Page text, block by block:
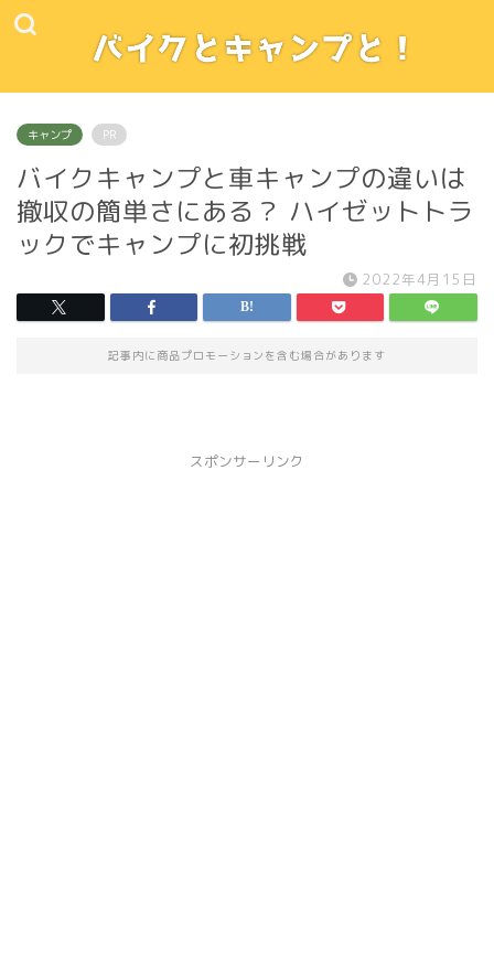
キャンプ PR
バイクキャンプと車キャンプの違いは
撤収の簡単さにある？ ハイゼットトラ
ックでキャンプに初挑戦
2022年4月15日
記事内に商品プロモーションを含む場合があります
スポンサーリンク